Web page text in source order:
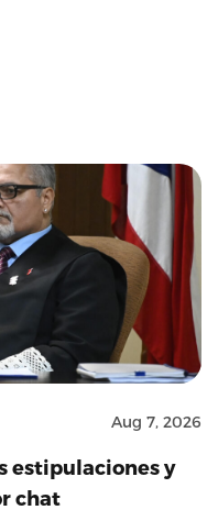
Aug 7, 2026
estipulaciones y
chat